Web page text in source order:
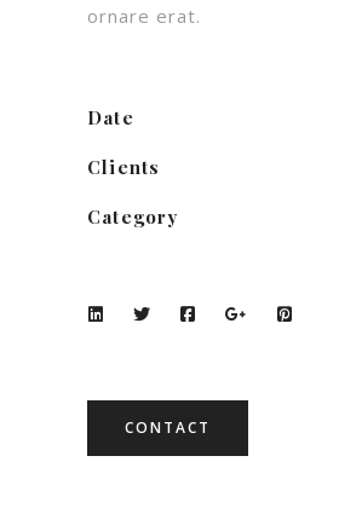
ornare erat.
Date
Clients
Category
CONTACT